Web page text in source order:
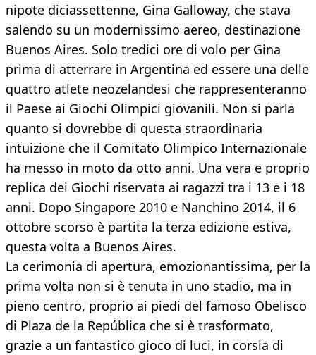
nipote diciassettenne, Gina Galloway, che stava
salendo su un modernissimo aereo, destinazione
Buenos Aires. Solo tredici ore di volo per Gina
prima di atterrare in Argentina ed essere una delle
quattro atlete neozelandesi che rappresenteranno
il Paese ai Giochi Olimpici giovanili. Non si parla
quanto si dovrebbe di questa straordinaria
intuizione che il Comitato Olimpico Internazionale
ha messo in moto da otto anni. Una vera e proprio
replica dei Giochi riservata ai ragazzi tra i 13 e i 18
anni. Dopo Singapore 2010 e Nanchino 2014, il 6
ottobre scorso è partita la terza edizione estiva,
questa volta a Buenos Aires.
La cerimonia di apertura, emozionantissima, per la
prima volta non si è tenuta in uno stadio, ma in
pieno centro, proprio ai piedi del famoso Obelisco
di Plaza de la República che si è trasformato,
grazie a un fantastico gioco di luci, in corsia di